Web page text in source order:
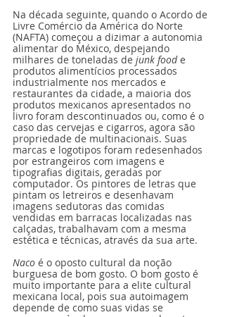
Na década seguinte, quando o Acordo de
Livre Comércio da América do Norte
(NAFTA) começou a dizimar a autonomia
alimentar do México, despejando
milhares de toneladas de junk food e
produtos alimentícios processados ​​
industrialmente nos mercados e
restaurantes da cidade, a maioria dos
produtos mexicanos apresentados no
livro foram descontinuados ou, como é o
caso das cervejas e cigarros, agora são
propriedade de multinacionais. Suas
marcas e logotipos foram redesenhados
por estrangeiros com imagens e
tipografias digitais, geradas por
computador. Os pintores de letras que
pintam os letreiros e desenhavam
imagens sedutoras das comidas
vendidas em barracas localizadas nas
calçadas, trabalhavam com a mesma
estética e técnicas, através da sua arte.
Naco é o oposto cultural da noção
burguesa de bom gosto. O bom gosto é
muito importante para a elite cultural
mexicana local, pois sua autoimagem
depende de como suas vidas se